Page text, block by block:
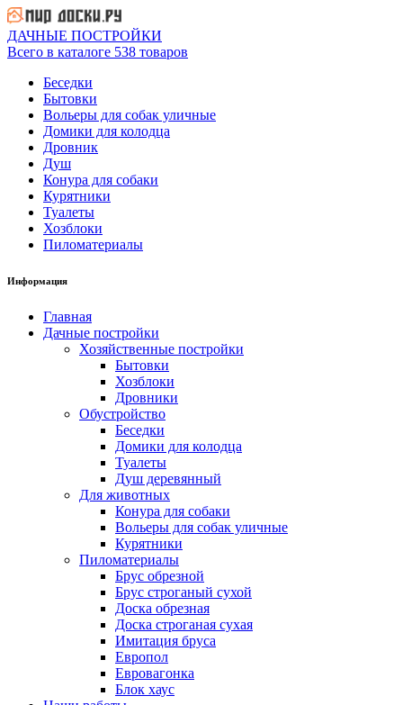
ДАЧНЫЕ ПОСТРОЙКИ
Всего в каталоге 538 товаров
Беседки
Бытовки
Вольеры для собак уличные
Домики для колодца
Дровник
Душ
Конура для собаки
Курятники
Туалеты
Хозблоки
Пиломатериалы
Информация
Главная
Дачные постройки
Хозяйственные постройки
Бытовки
Хозблоки
Дровники
Обустройство
Беседки
Домики для колодца
Туалеты
Душ деревянный
Для животных
Конура для собаки
Вольеры для собак уличные
Курятники
Пиломатериалы
Брус обрезной
Брус строганый сухой
Доска обрезная
Доска строганая сухая
Имитация бруса
Европол
Евровагонка
Блок хаус